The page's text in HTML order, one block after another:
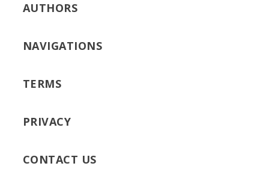
AUTHORS
NAVIGATIONS
TERMS
PRIVACY
CONTACT US